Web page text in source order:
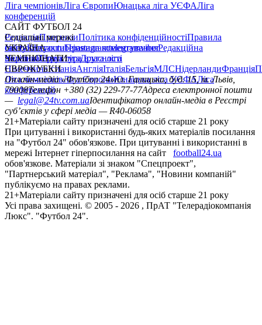
Ліга чемпіонівЛіга ЄвропиЮнацька ліга УЄФАЛіга
конференцій
САЙТ ФУТБОЛ 24
РедакціяПрогнозиПолітика конфіденційностіПравила
сайтуКонтактиПравила коментуванняРедакційна
політикаСтруктура власності
Соціальні мережі
facebookxyoutubeinstagramtelegramviber
УКРАЇНА
УкраїнаПерша лігаДруга ліга
ЧЕМПІОНАТИ
НімеччинаІспаніяАнгліяІталіяБельгіяМЛСНідерландиФранція
ЄВРОКУБКИ
Ліга чемпіонівЛіга ЄвропиЮнацька ліга УЄФАЛіга
конференцій
Онлайн-медіа «Футбол 24»пл. Галицька, буд. 15, м. Львів,
79008Телефон +380 (32) 229-77-77Адреса електронної пошти
— legal@24tv.com.uaІдентифікатор онлайн-медіа в Реєстрі
суб’єктів у сфері медіа — R40-06058
21+Матеріали сайту призначені для осіб старше 21 року
При цитуванні і використанні будь-яких матеріалів посилання
на "Футбол 24" обов'язкове. При цитуванні і використанні в
мережі Інтернет гіперпосилання на сайт
football24.ua
обов'язкове. Матеріали зі знаком "Спецпроект",
"Партнерський матеріал", "Реклама", "Новини компаній"
публікуємо на правах реклами.
21+Матеріали сайту призначені для осіб старше 21 року
Усi права захищенi. © 2005 - 2026 , ПрАТ "Телерадіокомпанія
Люкс". "Футбол 24".